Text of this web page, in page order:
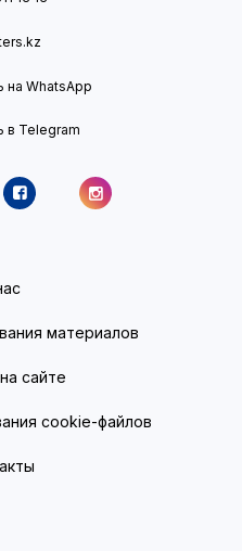
на WhatsApp
в Telegram
материалов
сайте
cookie-файлов